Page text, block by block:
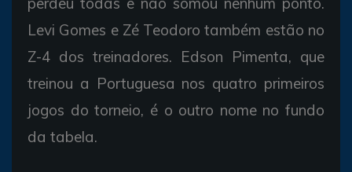
Levi Gomes e Zé Teodoro também estão no
Z-4 dos treinadores. Edson Pimenta, que
treinou a Portuguesa nos quatro primeiros
jogos do torneio, é o outro nome no fundo
da tabela.